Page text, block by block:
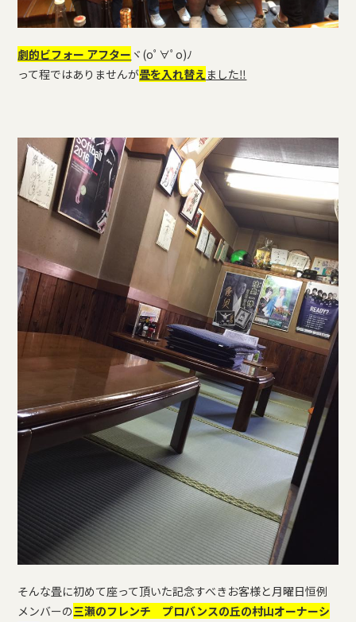
劇的ビフォー アフター ヾ(oﾟ∀ﾟo)ﾉ
って程ではありませんが畳を入れ替えました‼︎
そんな畳に初めて座って頂いた記念すべきお客様と月曜日恒例
メンバーの三瀬のフレンチ プロバンスの丘の村山オーナーシ